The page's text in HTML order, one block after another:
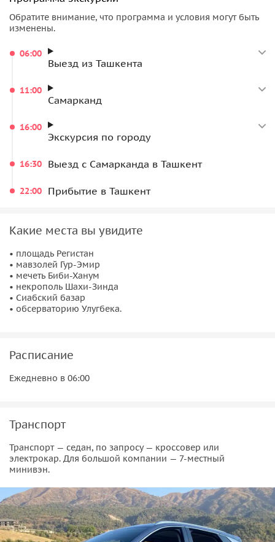
Обратите внимание, что программа и условия могут быть
изменены.
06:00
Выезд из Ташкента
11:00
Самарканд
16:00
Экскурсия по городу
16:30 Выезд с Самарканда в Ташкент
22:00 Прибытие в Ташкент
Какие места вы увидите
• площадь Регистан
• мавзолей Гур-Эмир
• мечеть Биби-Ханум
• некрополь Шахи-Зинда
• Сиабский базар
• обсерваторию Улугбека.
Расписание
Ежедневно в 06:00
Транспорт
Транспорт — седан, по запросу — кроссовер или
электрокар. Для большой компании — 7-местный
минивэн.